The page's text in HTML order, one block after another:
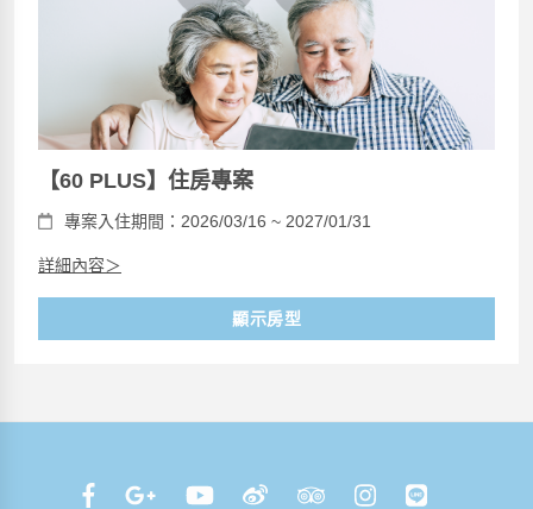
【60 PLUS】住房專案
專案入住期間：2026/03/16 ~ 2027/01/31
詳細內容＞
顯示房型